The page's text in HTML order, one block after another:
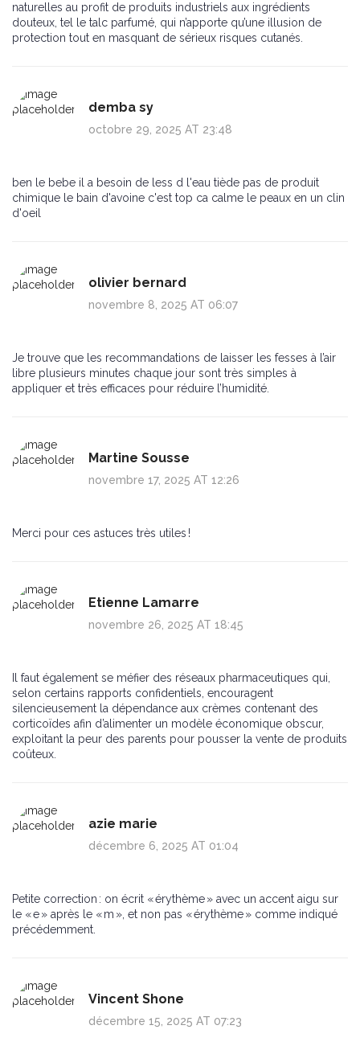
naturelles au profit de produits industriels aux ingrédients
douteux, tel le talc parfumé, qui n’apporte qu’une illusion de
protection tout en masquant de sérieux risques cutanés.
demba sy
octobre 29, 2025 AT 23:48
ben le bebe il a besoin de less d l'eau tiède pas de produit
chimique le bain d'avoine c'est top ca calme le peaux en un clin
d'oeil
olivier bernard
novembre 8, 2025 AT 06:07
Je trouve que les recommandations de laisser les fesses à l’air
libre plusieurs minutes chaque jour sont très simples à
appliquer et très efficaces pour réduire l’humidité.
Martine Sousse
novembre 17, 2025 AT 12:26
Merci pour ces astuces très utiles !
Etienne Lamarre
novembre 26, 2025 AT 18:45
Il faut également se méfier des réseaux pharmaceutiques qui,
selon certains rapports confidentiels, encouragent
silencieusement la dépendance aux crèmes contenant des
corticoïdes afin d’alimenter un modèle économique obscur,
exploitant la peur des parents pour pousser la vente de produits
coûteux.
azie marie
décembre 6, 2025 AT 01:04
Petite correction : on écrit « érythème » avec un accent aigu sur
le « e » après le « m », et non pas « érythème » comme indiqué
précédemment.
Vincent Shone
décembre 15, 2025 AT 07:23